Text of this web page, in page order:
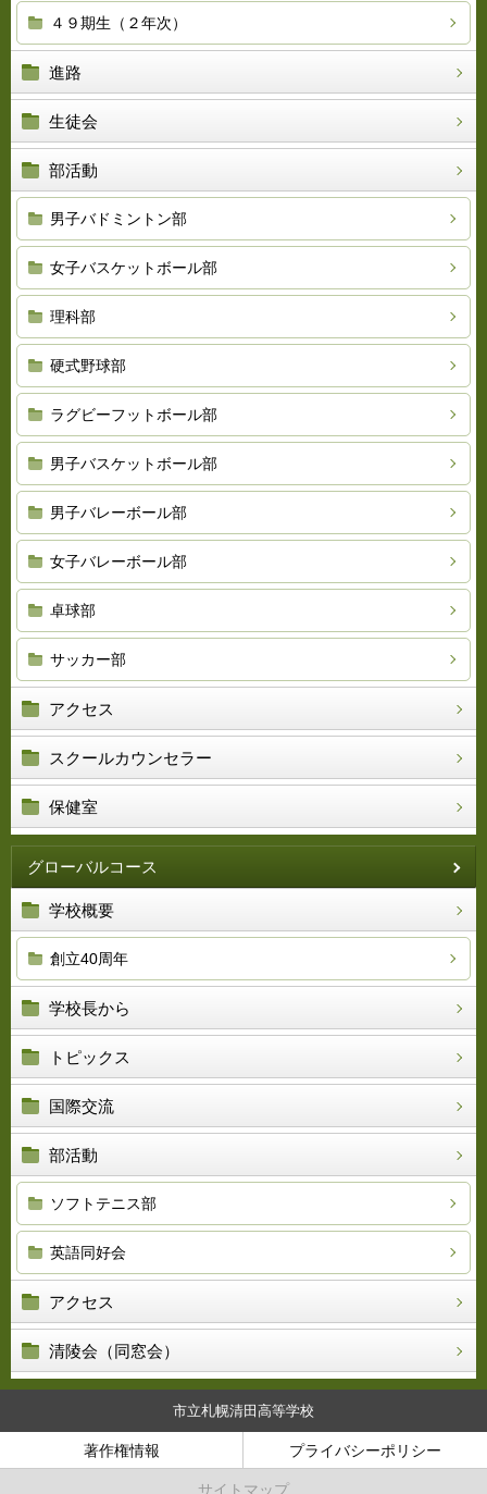
４９期生（２年次）
進路
生徒会
部活動
男子バドミントン部
女子バスケットボール部
理科部
硬式野球部
ラグビーフットボール部
男子バスケットボール部
男子バレーボール部
女子バレーボール部
卓球部
サッカー部
アクセス
スクールカウンセラー
保健室
グローバルコース
学校概要
創立40周年
学校長から
トピックス
国際交流
部活動
ソフトテニス部
英語同好会
アクセス
清陵会（同窓会）
市立札幌清田高等学校
著作権情報 プライバシーポリシー
サイトマップ